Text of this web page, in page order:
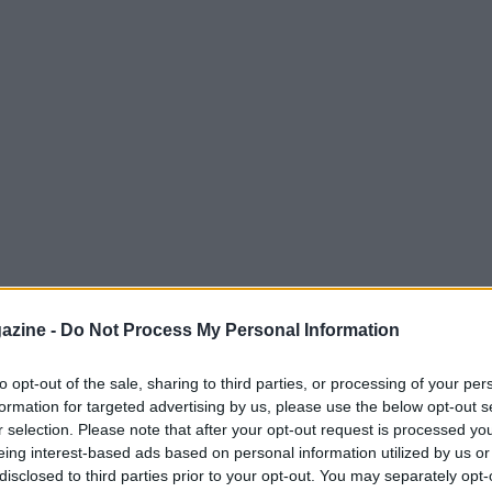
- Do Not Process My Personal Information
opt-out of the sale, sharing to third parties, or processing of your
for targeted advertising by us, please use the below opt-out
selection. Please note that after your opt-out request is processed
interest-based ads based on personal information utilized by us
to third parties prior to your opt-out. You may separately
Perf Gel Powernella versione corta è
controllo della temperatura e una linea
blu navy e nero, questo short mantiene la